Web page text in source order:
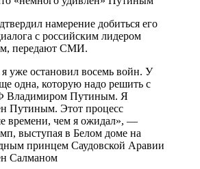
намерение добиться его
с российским лидером
передают СМИ.
уже остановил восемь войн. У
одна, которую надо решить с
Владимиром Путиным. Я
Путиным. Этот процесс
времени, чем я ожидал», —
выступая в Белом доме на
принцем Саудовской Аравии
Салманом